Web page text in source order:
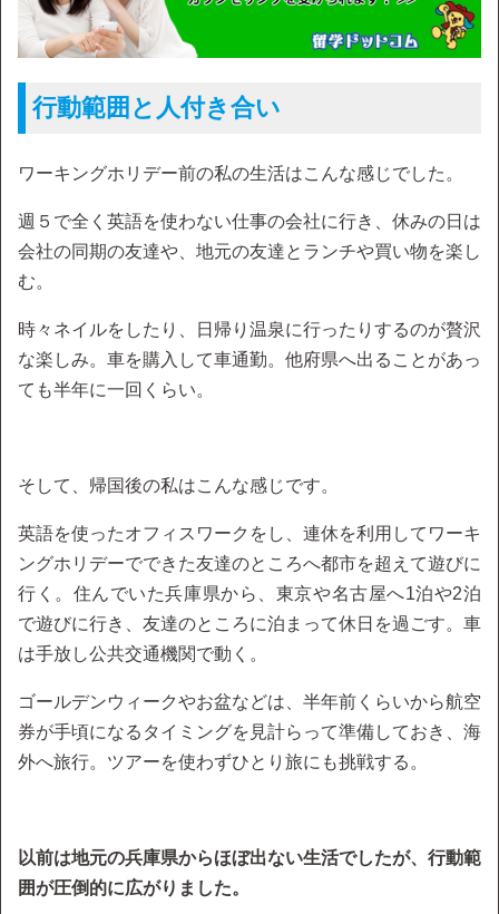
行動範囲と人付き合い
ワーキングホリデー前の私の生活はこんな感じでした。
週５で全く英語を使わない仕事の会社に行き、休みの日は
会社の同期の友達や、地元の友達とランチや買い物を楽し
む。
時々ネイルをしたり、日帰り温泉に行ったりするのが贅沢
な楽しみ。車を購入して車通勤。他府県へ出ることがあっ
ても半年に一回くらい。
そして、帰国後の私はこんな感じです。
英語を使ったオフィスワークをし、連休を利用してワーキ
ングホリデーでできた友達のところへ都市を超えて遊びに
行く。住んでいた兵庫県から、東京や名古屋へ1泊や2泊
で遊びに行き、友達のところに泊まって休日を過ごす。車
は手放し公共交通機関で動く。
ゴールデンウィークやお盆などは、半年前くらいから航空
券が手頃になるタイミングを見計らって準備しておき、海
外へ旅行。ツアーを使わずひとり旅にも挑戦する。
以前は地元の兵庫県からほぼ出ない生活でしたが、行動範
囲が圧倒的に広がりました。